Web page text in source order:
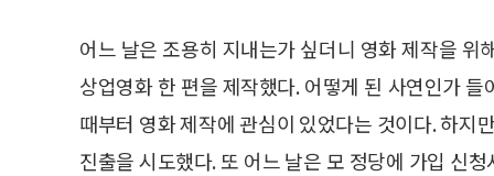
어느 날은 조용히 지내는가 싶더니 영화 제작을
상업영화 한 편을 제작했다. 어떻게 된 사연인가
때부터 영화 제작에 관심이 있었다는 것이다. 하지
진출을 시도했다. 또 어느 날은 모 정당에 가입 신